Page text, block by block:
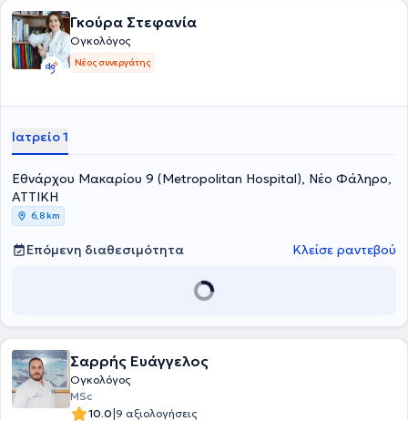
Γκούρα Στεφανία
Ογκολόγος
Νέος συνεργάτης
Ιατρείο 1
Εθνάρχου Μακαρίου 9 (Metropolitan Hospital), Νέο Φάληρο,
ΑΤΤΙΚΗ
6,8 km
Επόμενη διαθεσιμότητα Κλείσε ραντεβού
Σαρρής Ευάγγελος
Ογκολόγος
MSc
10.0|9 αξιολογήσεις